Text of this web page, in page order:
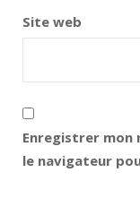
Site web
Enregistrer mon
le navigateur